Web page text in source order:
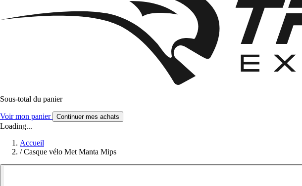
Sous-total du panier
Voir mon panier Continuer mes achats
Loading...
Accueil
/ Casque vélo Met Manta Mips